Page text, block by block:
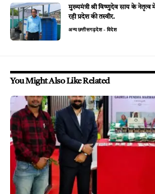
मुख्यमंत्री श्री विष्णुदेव साय के नेतृत्व
रही प्रदेश की तस्वीर.
अन्यछत्तीसगढ़देश - विदेश
You Might Also Like Related